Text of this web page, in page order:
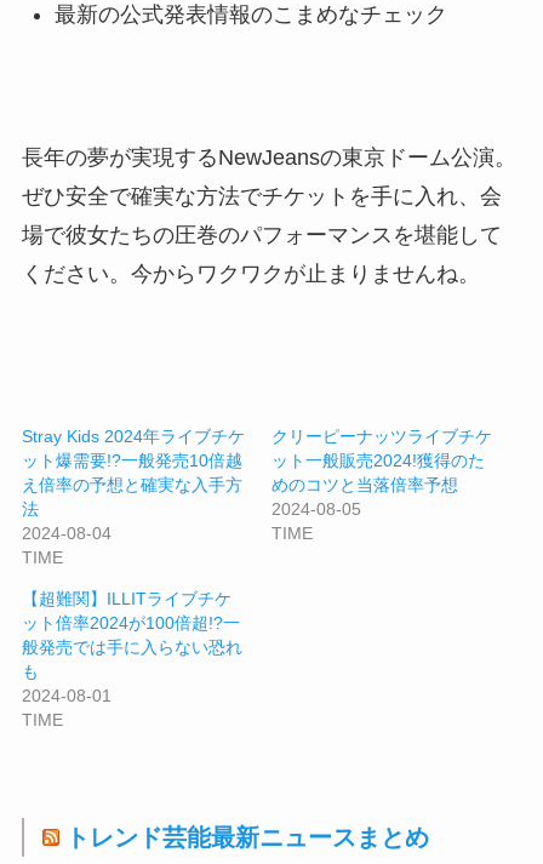
最新の公式発表情報のこまめなチェック
長年の夢が実現するNewJeansの東京ドーム公演。
ぜひ安全で確実な方法でチケットを手に入れ、会
場で彼女たちの圧巻のパフォーマンスを堪能して
ください。今からワクワクが止まりませんね。
Stray Kids 2024年ライブチケ
ット爆需要!?一般発売10倍越
え倍率の予想と確実な入手方
法
2024-08-04
TIME
クリーピーナッツライブチケ
ット一般販売2024!獲得のた
めのコツと当落倍率予想
2024-08-05
TIME
【超難関】ILLITライブチケ
ット倍率2024が100倍超!?一
般発売では手に入らない恐れ
も
2024-08-01
TIME
トレンド芸能最新ニュースまとめ